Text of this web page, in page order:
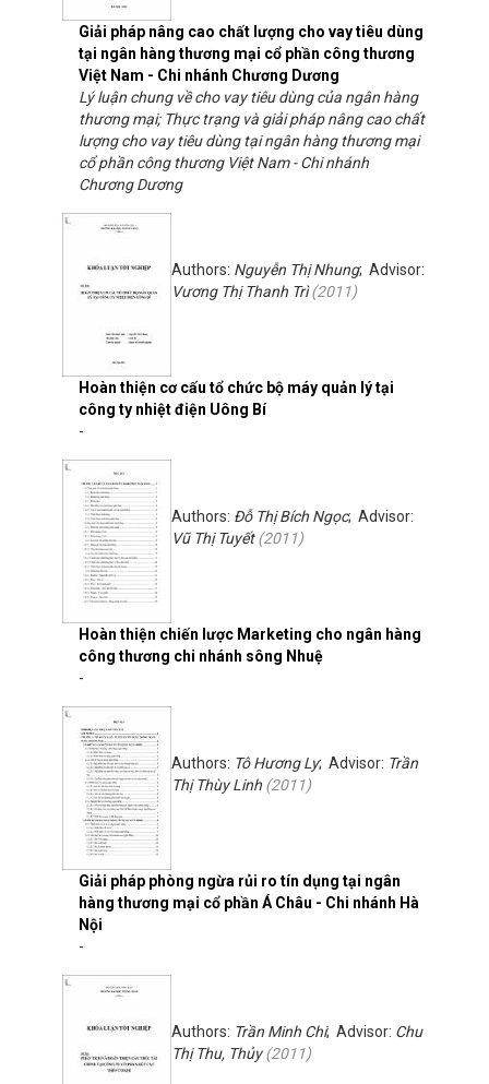
Giải pháp nâng cao chất lượng cho vay tiêu dùng
tại ngân hàng thương mại cổ phần công thương
Việt Nam - Chi nhánh Chương Dương
Lý luận chung về cho vay tiêu dùng của ngân hàng
thương mại; Thực trạng và giải pháp nâng cao chất
lượng cho vay tiêu dùng tại ngân hàng thương mại
cổ phần công thương Việt Nam - Chi nhánh
Chương Dương
Hoàn thiện cơ cấu tổ chức bộ máy quản lý tại
công ty nhiệt điện Uông Bí
Authors: Nguyễn Thị Nhung; Advisor:
Vương Thị Thanh Trì(2011)
-
Hoàn thiện chiến lược Marketing cho ngân hàng
công thương chi nhánh sông Nhuệ
Authors: Đỗ Thị Bích Ngọc; Advisor:
Vũ Thị Tuyết(2011)
-
Giải pháp phòng ngừa rủi ro tín dụng tại ngân
hàng thương mại cổ phần Á Châu - Chi nhánh Hà
Nội
Authors: Tô Hương Ly; Advisor: Trần
Thị Thùy Linh (2011)
-
Authors: Trần Minh Chi; Advisor: Chu
Thị Thu, Thủy(2011)